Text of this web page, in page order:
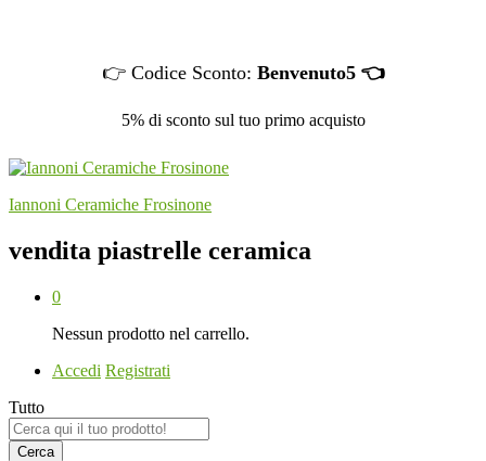
👉 Codice Sconto: Benvenuto5 👈
5% di sconto sul tuo primo acquisto
Iannoni Ceramiche Frosinone
vendita piastrelle ceramica
0
Nessun prodotto nel carrello.
Accedi Registrati
Tutto
Cerca